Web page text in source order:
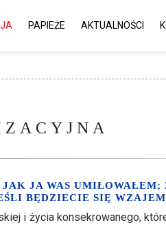
PAPIEŻE AKTUALNOŚCI
JA WAS
BĘDZIECIE SIĘ
i życia konsekrowanego,